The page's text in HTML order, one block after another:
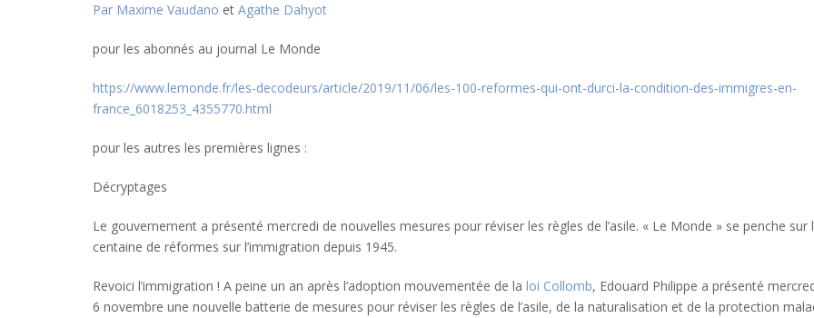
Par Maxime Vaudano et Agathe Dahyot
pour les abonnés au journal Le Monde
https://www.lemonde.fr/les-decodeurs/article/2019/11/06/les-100-reformes-qui-ont-durci-la-condition-des-immigres-en-
france_6018253_4355770.html
pour les autres les premières lignes :
Décryptages
Le gouvernement a présenté mercredi de nouvelles mesures pour réviser les règles de l’asile. « Le Monde » se penche sur
centaine de réformes sur l’immigration depuis 1945.
Revoici l’immigration ! A peine un an après l’adoption mouvementée de la loi Collomb, Edouard Philippe a présenté
6 novembre une nouvelle batterie de mesures pour réviser les règles de l’asile, de la naturalisation et de la protection